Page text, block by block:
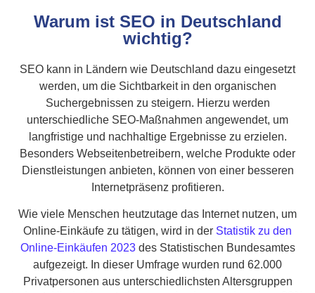
Warum ist SEO in Deutschland
wichtig?
SEO kann in Ländern wie Deutschland dazu eingesetzt
werden, um die Sichtbarkeit in den organischen
Suchergebnissen zu steigern. Hierzu werden
unterschiedliche SEO-Maßnahmen angewendet, um
langfristige und nachhaltige Ergebnisse zu erzielen.
Besonders Webseitenbetreibern, welche Produkte oder
Dienstleistungen anbieten, können von einer besseren
Internetpräsenz profitieren.
Wie viele Menschen heutzutage das Internet nutzen, um
Online-Einkäufe zu tätigen, wird in der Statistik zu den
Online-Einkäufen 2023des Statistischen Bundesamtes
aufgezeigt. In dieser Umfrage wurden rund 62.000
Privatpersonen aus unterschiedlichsten Altersgruppen